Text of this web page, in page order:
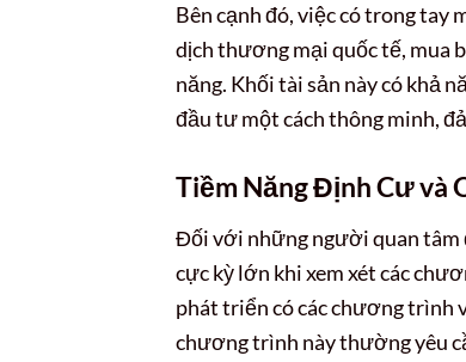
Bên cạnh đó, việc có trong tay
dịch thương mại quốc tế, mua
năng. Khối tài sản này có khả
đầu tư một cách thông minh,
Tiềm Năng Định Cư và
Đối với những người quan tâm
cực kỳ lớn khi xem xét các
phát triển có các chương trình
chương trình này thường yêu